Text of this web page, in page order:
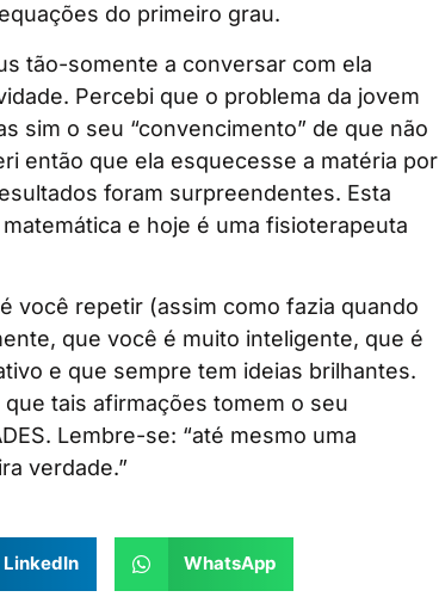
do primeiro grau.
tão-somente a conversar com ela
Percebi que o problema da jovem
sim o seu “convencimento” de que não
então que ela esquecesse a matéria por
foram surpreendentes. Esta
e hoje é uma fisioterapeuta
você repetir (assim como fazia quando
que você é muito inteligente, que é
e que sempre tem ideias brilhantes.
tais afirmações tomem o seu
Lembre-se: “até mesmo uma
verdade.”
LinkedIn WhatsApp